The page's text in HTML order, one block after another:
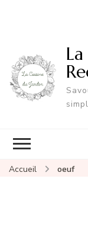
Accueil oeuf